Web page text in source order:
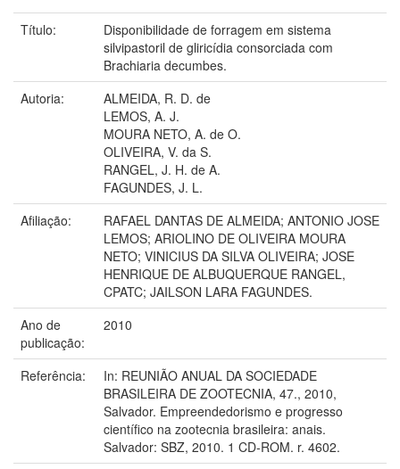
Título:
Disponibilidade de forragem em sistema
silvipastoril de gliricídia consorciada com
Brachiaria decumbes.
Autoria:
ALMEIDA, R. D. de
LEMOS, A. J.
MOURA NETO, A. de O.
OLIVEIRA, V. da S.
RANGEL, J. H. de A.
FAGUNDES, J. L.
Afiliação:
RAFAEL DANTAS DE ALMEIDA; ANTONIO JOSE
LEMOS; ARIOLINO DE OLIVEIRA MOURA
NETO; VINICIUS DA SILVA OLIVEIRA; JOSE
HENRIQUE DE ALBUQUERQUE RANGEL,
CPATC; JAILSON LARA FAGUNDES.
Ano de
publicação:
2010
Referência:
In: REUNIÃO ANUAL DA SOCIEDADE
BRASILEIRA DE ZOOTECNIA, 47., 2010,
Salvador. Empreendedorismo e progresso
científico na zootecnia brasileira: anais.
Salvador: SBZ, 2010. 1 CD-ROM. r. 4602.